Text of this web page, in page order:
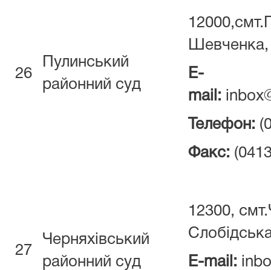
26
Пулинський
районний суд
Шевченка,
E-
mail:
Телефон:
Факс:
27
Черняхівський
районний суд
12300,
E-mail: